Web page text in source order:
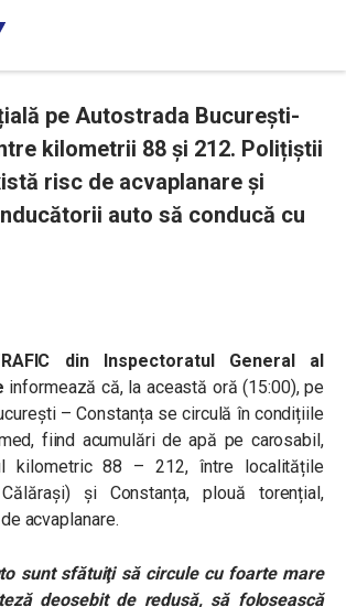
pe Autostrada București-
kilometrii 88 și 212. Polițiștii
risc de acvaplanare și
auto să conducă cu
din Inspectoratul General al
informează că, la această oră (15:00), pe
– Constanța se circulă în condițiile
fiind acumulări de apă pe carosabil,
kilometric 88 – 212, între localitățile
și Constanța, plouă torențial,
acvaplanare.
sunt sfătuiţi să circule cu foarte mare
deosebit de redusă, să folosească